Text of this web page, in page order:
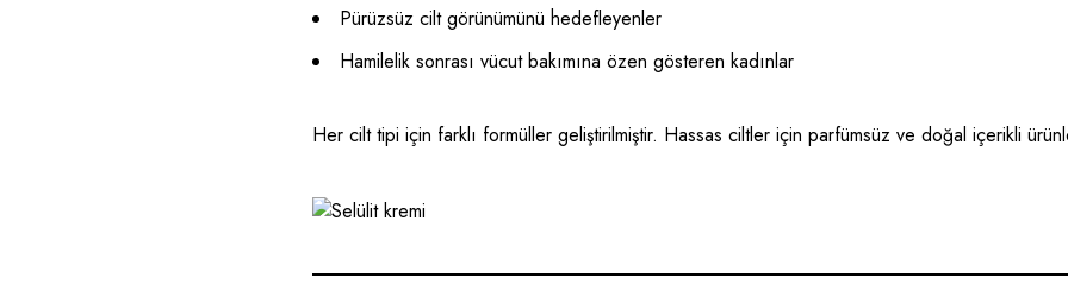
Pürüzsüz cilt görünümünü hedefleyenler
Hamilelik sonrası vücut bakımına özen gösteren kadınlar
Her cilt tipi için farklı formüller geliştirilmiştir. Hassas ciltler için parfümsüz ve doğal içerikli